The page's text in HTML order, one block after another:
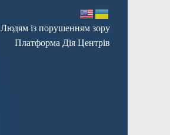
Людям із порушенням зору
Платформа Дія Центрів